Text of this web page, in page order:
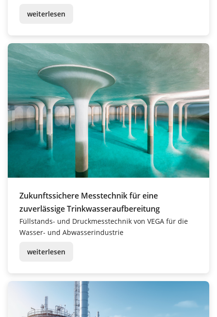
weiterlesen
Zukunftssichere Messtechnik für eine
zuverlässige Trinkwasseraufbereitung
Füllstands- und Druckmesstechnik von VEGA für die
Wasser- und Abwasserindustrie
weiterlesen